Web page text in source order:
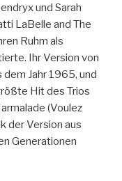
und Sarah
LaBelle and The
Ruhm als
Ihr Version von
dem Jahr 1965, und
Hit des Trios
(Voulez
der Version aus
Generationen